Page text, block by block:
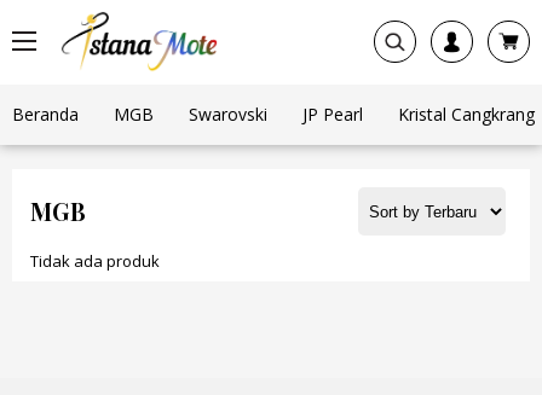
Beranda MGB Swarovski JP Pearl Kristal Cangkrang
MGB
Tidak ada produk